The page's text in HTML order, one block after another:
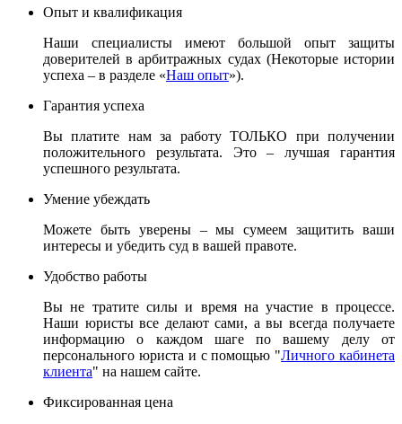
Опыт и квалификация
Наши специалисты имеют большой опыт защиты
доверителей в арбитражных судах (Некоторые истории
успеха – в разделе «Наш опыт»).
Гарантия успеха
Вы платите нам за работу ТОЛЬКО при получении
положительного результата. Это – лучшая гарантия
успешного результата.
Умение убеждать
Можете быть уверены – мы сумеем защитить ваши
интересы и убедить суд в вашей правоте.
Удобство работы
Вы не тратите силы и время на участие в процессе.
Наши юристы все делают сами, а вы всегда получаете
информацию о каждом шаге по вашему делу от
персонального юриста и с помощью "Личного кабинета
клиента" на нашем сайте.
Фиксированная цена